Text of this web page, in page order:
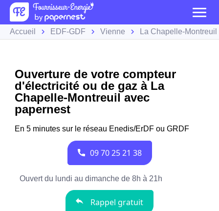
Accueil EDF-GDF Vienne La Chapelle-Montreuil